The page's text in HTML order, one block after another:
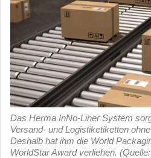
Das Herma InNo-Liner System
Versand- und Logistiketiketten
Deshalb hat ihm die World
WorldStar Award verliehen.